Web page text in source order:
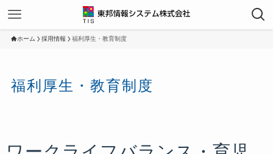
ホーム 採用情報 福利厚生・教育制度
福利厚生・教育制度